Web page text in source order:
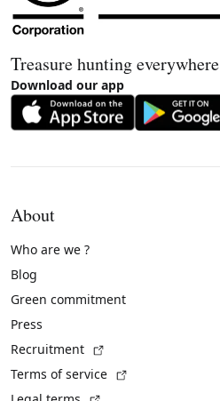
Treasure hunting everywhere
Download our app
About
Who are we ?
Blog
Green commitment
Press
Recruitment
Terms of service